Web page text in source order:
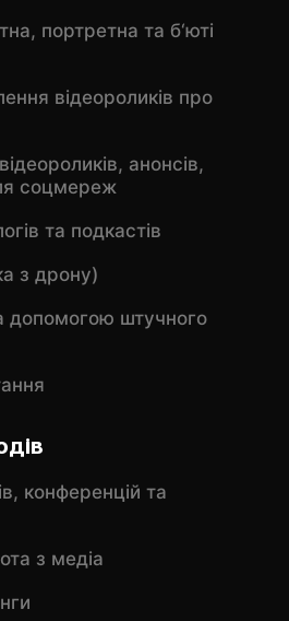
портретна та б‘юті
відеороликів про
анонсів,
соцмереж
та подкастів
з дрону)
допомогою штучного
конференцій та
з медіа